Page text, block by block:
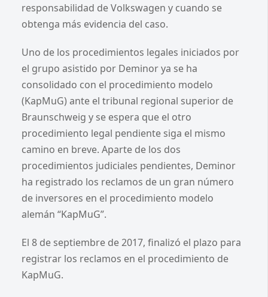
responsabilidad de Volkswagen y cuando se
obtenga más evidencia del caso.
Uno de los procedimientos legales iniciados por
el grupo asistido por Deminor ya se ha
consolidado con el procedimiento modelo
(KapMuG) ante el tribunal regional superior de
Braunschweig y se espera que el otro
procedimiento legal pendiente siga el mismo
camino en breve. Aparte de los dos
procedimientos judiciales pendientes, Deminor
ha registrado los reclamos de un gran número
de inversores en el procedimiento modelo
alemán “KapMuG”.
El 8 de septiembre de 2017, finalizó el plazo para
registrar los reclamos en el procedimiento de
KapMuG.